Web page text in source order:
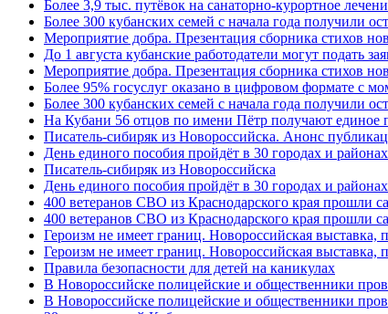
Более 3,9 тыс. путёвок на санаторно-курортное
Более 300 кубанских семей с начала года получили
Мероприятие добра. Презентация сборника стихов
До 1 августа кубанские работодатели могут подать
Мероприятие добра. Презентация сборника стихов
Более 95% госуслуг оказано в цифровом формате с
Более 300 кубанских семей с начала года получили
На Кубани 56 отцов по имени Пётр получают единое
Писатель-сибиряк из Новороссийска. Анонс
День единого пособия пройдёт в 30 городах и
Писатель-сибиряк из Новороссийска
День единого пособия пройдёт в 30 городах и
400 ветеранов СВО из Краснодарского края прошли
400 ветеранов СВО из Краснодарского края прошли
Героизм не имеет границ. Новороссийская
Героизм не имеет границ. Новороссийская
Правила безопасности для детей на каникулах
В Новороссийске полицейские и общественники
В Новороссийске полицейские и общественники